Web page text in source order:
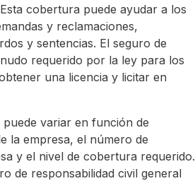
cobertura puede ayudar a los
y reclamaciones,
y sentencias. El seguro de
requerido por la ley para los
una licencia y licitar en
puede variar en función de
la empresa, el número de
y el nivel de cobertura requerido.
de responsabilidad civil general